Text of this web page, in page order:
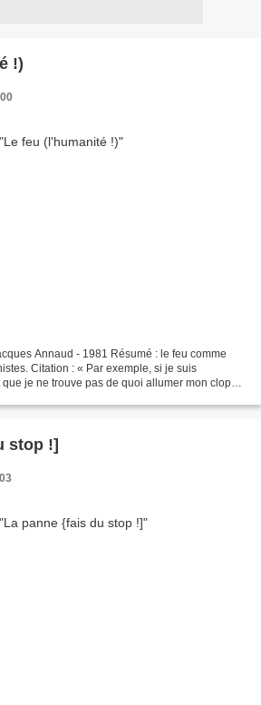
!)
Annaud - 1981 Résumé : le feu comme
Citation : « Par exemple, si je suis
je ne trouve pas de quoi allumer mon clope,
stop !]